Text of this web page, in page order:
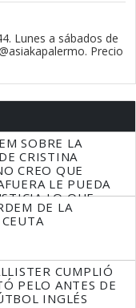
Lunes a sábados de
Precio
SOBRE LA
CRISTINA
CREO QUE
LE PUEDA
LO QUE
DE LA
CUMPLIÓ
PELO ANTES DE
INGLÉS